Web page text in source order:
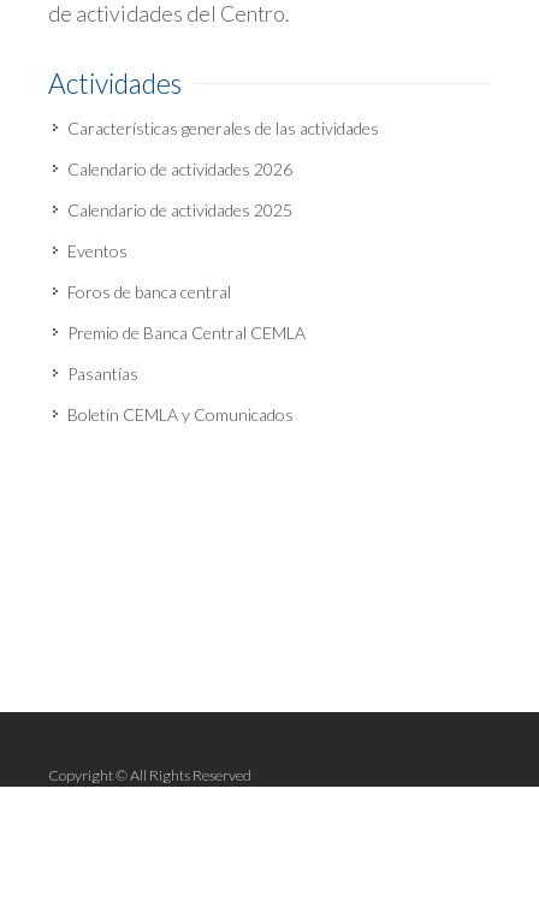
de actividades del Centro.
Actividades
Características generales de las actividades
Calendario de actividades 2026
Calendario de actividades 2025
Eventos
Foros de banca central
Premio de Banca Central CEMLA
Pasantías
Boletín CEMLA y Comunicados
Copyright ©All Rights Reserved